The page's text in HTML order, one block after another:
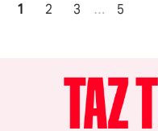
1 2 3 … 5